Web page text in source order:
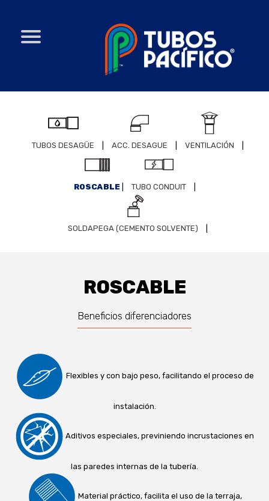
TUBOS DESAGÜE ACC. DESAGUE VENTILACIÓN
ROSCABLE TUBO CONDUIT
SOLDAPEGA (CEMENTO SOLVENTE)
ROSCABLE
Beneficios diferenciadores
Flexibles y con bajo peso, facilitando el proceso de
instalación.
Aditivos especiales, previniendo incrustaciones en
las paredes internas de la tubería.
Material práctico, facilita el uso de la terraja,